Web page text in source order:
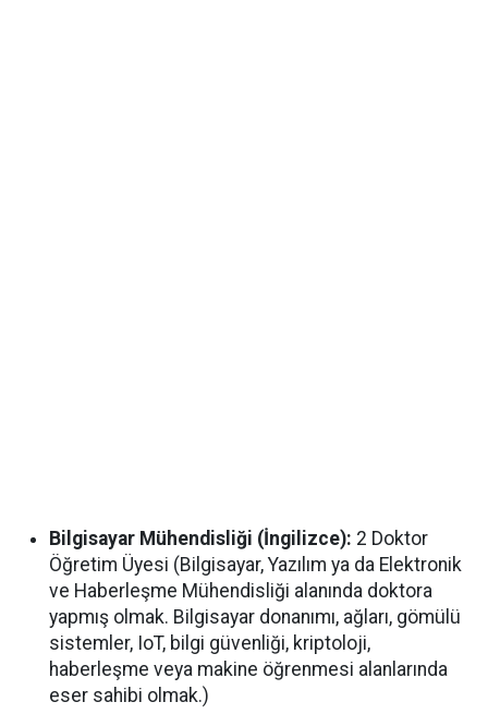
Bilgisayar Mühendisliği (İngilizce): 2 Doktor
Öğretim Üyesi (Bilgisayar, Yazılım ya da Elektronik
ve Haberleşme Mühendisliği alanında doktora
yapmış olmak. Bilgisayar donanımı, ağları, gömülü
sistemler, IoT, bilgi güvenliği, kriptoloji,
haberleşme veya makine öğrenmesi alanlarında
eser sahibi olmak.)